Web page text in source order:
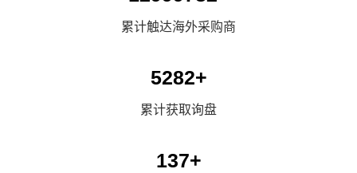
累计触达海外采购商
5374+
累计获取询盘
164+